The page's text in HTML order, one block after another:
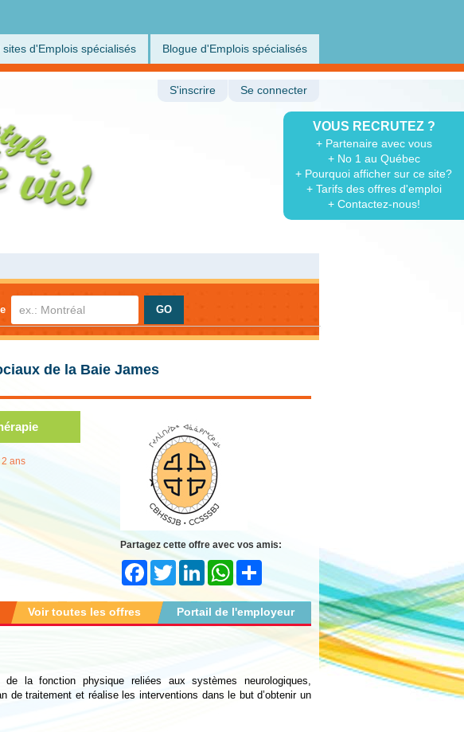
d'Emplois spécialisés Blogue d'Emplois spécialisés
VOUS RECRUTEZ ?
+ Partenaire avec vous
+ No 1 au Québec
+ Pourquoi afficher sur ce site?
+ Tarifs des offres d'emploi
+ Contactez-nous!
S'inscrire Se connecter
de la Baie James
2 ans
Partagez cette offre avec vos amis:
FacebookTwitter LinkedIn WhatsApp
Portail de l'employeur
Voir toutes les offres
la fonction physique reliées aux systèmes neurologiques,
de traitement et réalise les interventions dans le but d’obtenir un